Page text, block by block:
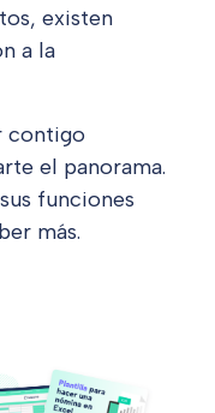
existen
a la
contigo
el panorama.
funciones
más.